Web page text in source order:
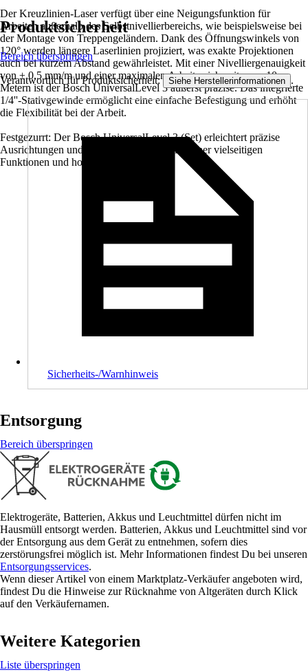
Der Kreuzlinien-Laser verfügt über eine Neigungsfunktion für
Arbeiten außerhalb des Selbstnivellierbereichs, wie beispielsweise bei
der Montage von Treppengeländern. Dank des Öffnungswinkels von
120° werden längere Laserlinien projiziert, was exakte Projektionen
auch bei kurzem Abstand gewährleistet. Mit einer Nivelliergenauigkeit
von ± 0,5 mm/m und einer maximalen Arbeitsreichweite von 10
Metern ist der Bosch UniversalLevel 3 äußerst präzise. Das integrierte
1/4''-Stativgewinde ermöglicht eine einfache Befestigung und erhöht
die Flexibilität bei der Arbeit.
Festgezurrt: Der Bosch UniversalLevel 3 (Set) erleichtert präzise
Ausrichtungen und kreative Projekte dank seiner vielseitigen
Funktionen und hohen Genauigkeit.
Produktsicherheit
Bereich überspringen
Verantwortlich für Produktsicherheit: Siehe Herstellerinformationen .
Sicherheits-/Warnhinweis
Entsorgung
Bereich überspringen
Elektrogeräte, Batterien, Akkus und Leuchtmittel dürfen nicht im
Hausmüll entsorgt werden. Batterien, Akkus und Leuchtmittel sind vor
der Entsorgung aus dem Gerät zu entnehmen, sofern dies
zerstörungsfrei möglich ist. Mehr Informationen findest Du bei unseren
Entsorgungsservices.
Wenn dieser Artikel von einem Marktplatz-Verkäufer angeboten wird,
findest Du die Hinweise zur Rücknahme von Altgeräten durch Klick
auf den Verkäufernamen.
Weitere Kategorien
Liste überspringen